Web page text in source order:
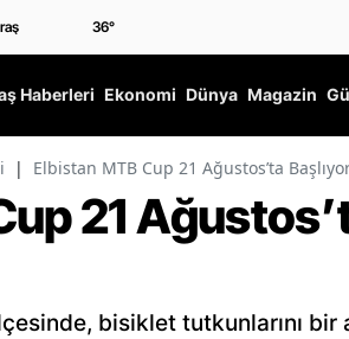
36°
Haberleri Ekonomi Dünya Magazin
| Elbistan MTB Cup 21 Ağustos’ta
21
bisiklet tutkunlarını bir